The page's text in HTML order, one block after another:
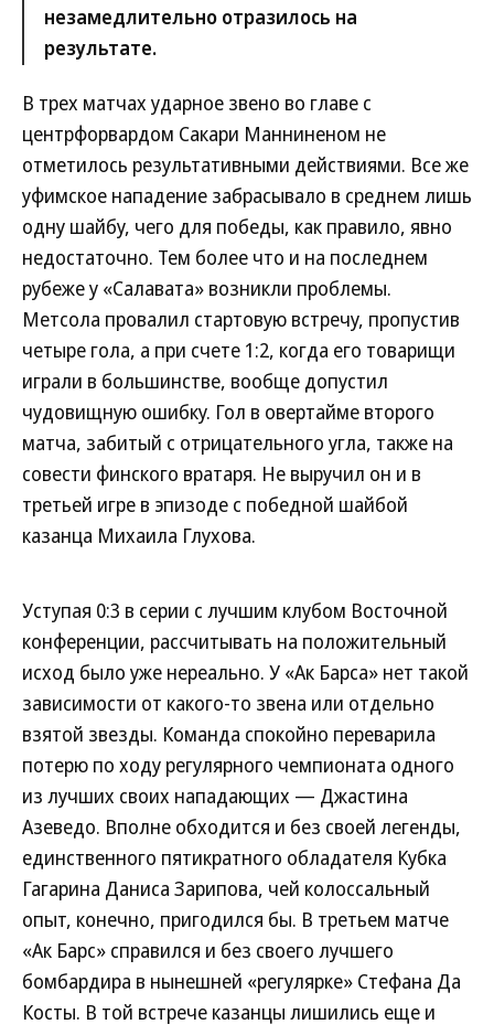
незамедлительно отразилось на
результате.
В трех матчах ударное звено во главе с
центрфорвардом Сакари Манниненом не
отметилось результативными действиями. Все же
уфимское нападение забрасывало в среднем лишь
одну шайбу, чего для победы, как правило, явно
недостаточно. Тем более что и на последнем
рубеже у «Салавата» возникли проблемы.
Метсола провалил стартовую встречу, пропустив
четыре гола, а при счете 1:2, когда его товарищи
играли в большинстве, вообще допустил
чудовищную ошибку. Гол в овертайме второго
матча, забитый с отрицательного угла, также на
совести финского вратаря. Не выручил он и в
третьей игре в эпизоде с победной шайбой
казанца Михаила Глухова.
Уступая 0:3 в серии с лучшим клубом Восточной
конференции, рассчитывать на положительный
исход было уже нереально. У «Ак Барса» нет такой
зависимости от какого-то звена или отдельно
взятой звезды. Команда спокойно переварила
потерю по ходу регулярного чемпионата одного
из лучших своих нападающих — Джастина
Азеведо. Вполне обходится и без своей легенды,
единственного пятикратного обладателя Кубка
Гагарина Даниса Зарипова, чей колоссальный
опыт, конечно, пригодился бы. В третьем матче
«Ак Барс» справился и без своего лучшего
бомбардира в нынешней «регулярке» Стефана Да
Косты. В той встрече казанцы лишились еще и